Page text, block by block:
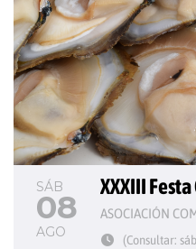
SÁB
08
AGO
XXXIII
(Consultar: